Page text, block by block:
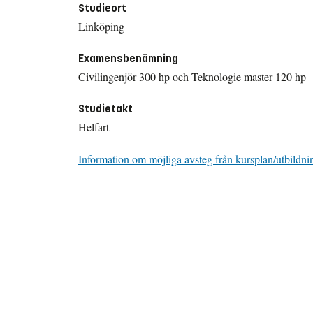
Studieort
Linköping
Examensbenämning
Civilingenjör 300 hp och Teknologie master 120 hp
Studietakt
Helfart
Information om möjliga avsteg från kursplan/